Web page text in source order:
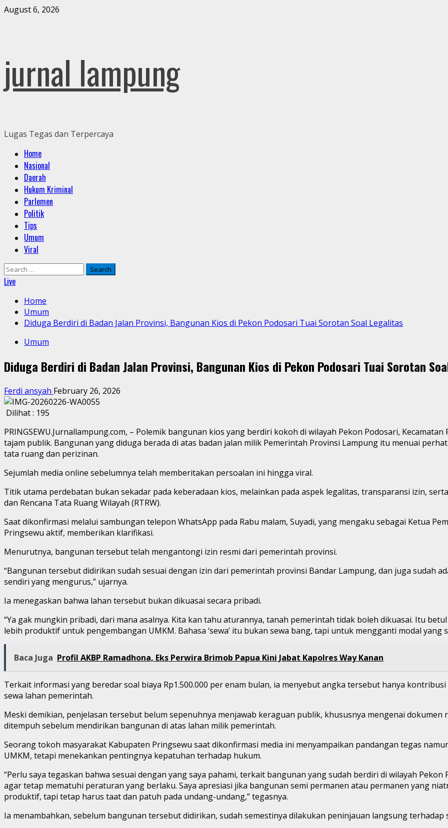
Skip
August 6, 2026
jurnal lampung
Lugas Tegas dan Terpercaya
Primary
Menu
Home
Nasional
Daerah
Hukum Kriminal
Parlemen
Politik
Tips
Umum
Viral
Search
for:
Live
Home
Umum
Diduga Berdiri di Badan Jalan Provinsi, Bangunan Kios di Pekon Podosari Tuai Sorotan Soal Legalitas
Umum
Diduga Berdiri di Badan Jalan Provinsi, Bangunan Kios di Pekon Podosari Tuai Sorotan
Ferdi ansyah February 26, 2026
Dilihat : 195
PRINGSEWU.Jurnallampung.com, – Polemik bangunan kios yang berdiri kokoh di wilayah Pekon Podosari,
tajam publik. Bangunan yang diduga berada di atas badan jalan milik Pemerintah Provinsi Lampung itu menuai
tata ruang dan perizinan.
Sejumlah media online sebelumnya telah memberitakan persoalan ini hingga viral.
Titik utama perdebatan bukan sekadar pada keberadaan kios, melainkan pada aspek legalitas, transparansi izin,
dan Rencana Tata Ruang Wilayah (RTRW).
Saat dikonfirmasi melalui sambungan telepon WhatsApp pada Rabu malam, Suyadi, yang mengaku sebagai Ketua
Pringsewu aktif, memberikan klarifikasi.
Menurutnya, bangunan tersebut telah mengantongi izin resmi dari pemerintah provinsi.
“Bangunan tersebut didirikan sudah sesuai dengan izin dari pemerintah provinsi Bandar Lampung, dan juga sudah
sendiri yang mengurus,” ujarnya.
Ia menegaskan bahwa lahan tersebut bukan dikuasai secara pribadi.
“Ya gak mungkin pribadi, dari mana asalnya. Kita kan tahu aturannya, tanah pemerintah tidak boleh dikuasai. Itu
lebih produktif untuk pengembangan UMKM. Bahasa ‘sewa’ itu bukan sewa bang, tapi untuk mengganti modal yang
Baca Juga Profil AKBP Ramadhona, Eks Perwira Brimob Papua Kini Jabat Kapolres Way Kanan
Terkait informasi yang beredar soal biaya Rp1.500.000 per enam bulan, ia menyebut angka tersebut hanya
sewa lahan pemerintah.
Meski demikian, penjelasan tersebut belum sepenuhnya menjawab keraguan publik, khususnya mengenai
ditempuh sebelum mendirikan bangunan di atas lahan milik pemerintah.
Seorang tokoh masyarakat Kabupaten Pringsewu saat dikonfirmasi media ini menyampaikan pandangan tegas
UMKM, tetapi menekankan pentingnya kepatuhan terhadap hukum.
“Perlu saya tegaskan bahwa sesuai dengan yang saya pahami, terkait bangunan yang sudah berdiri di wilayah
agar tetap mematuhi peraturan yang berlaku. Saya apresiasi jika bangunan semi permanen atau permanen yang
produktif, tapi tetap harus taat dan patuh pada undang-undang,” tegasnya.
Ia menambahkan, sebelum bangunan tersebut didirikan, sudah semestinya dilakukan peninjauan langsung